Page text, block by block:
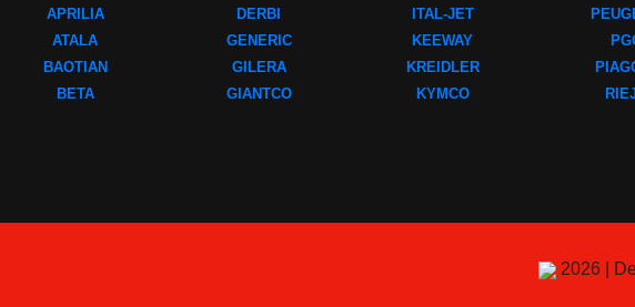
APRILIA
ATALA
BAOTIAN
BETA
DERBI
GENERIC
GILERA
GIANTCO
ITAL-JET
KEEWAY
KREIDLER
KYMCO
2026 |